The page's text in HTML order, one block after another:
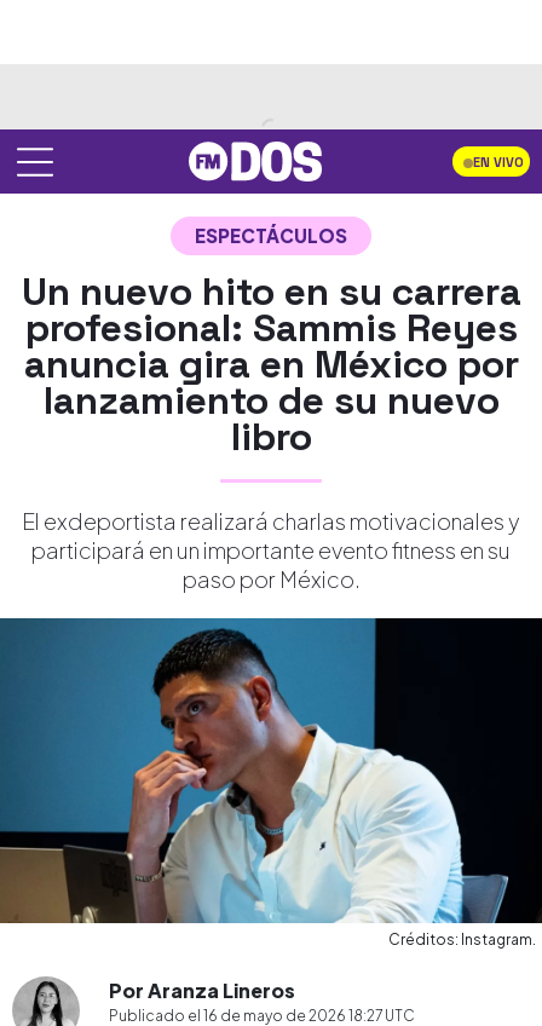
EN VIVO
ESPECTÁCULOS
Un nuevo hito en su carrera
profesional: Sammis Reyes
anuncia gira en México por
lanzamiento de su nuevo
libro
El exdeportista realizará charlas motivacionales y
participará en un importante evento fitness en su
paso por México.
Créditos: Instagram.
Por Aranza Lineros
Publicado el 16 de mayo de 2026 18:27 UTC